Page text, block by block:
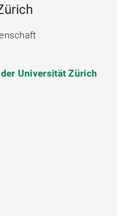
Universität Zürich